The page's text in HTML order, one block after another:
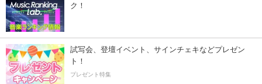
ク！
試写会、登壇イベント、サインチェキなどプレゼン
ト！
プレゼント特集